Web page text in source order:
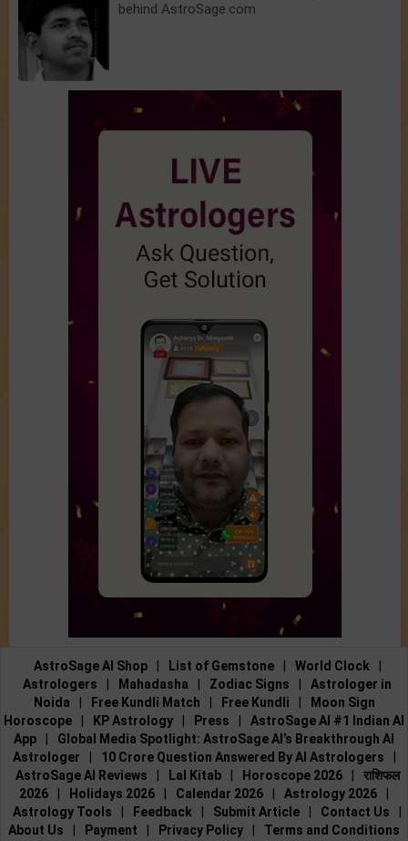
behind AstroSage.com
AstroSage AI Shop List of Gemstone World Clock
Astrologers
Mahadasha Zodiac Signs
Astrologer in
Noida
Free Kundli Match Free Kundli
Moon Sign
Horoscope
KP Astrology Press
AstroSage AI #1 Indian AI
App
Global Media Spotlight: AstroSage AI’s Breakthrough AI
Astrologer
10 Crore Question Answered By AI Astrologers
AstroSage AI Reviews
Lal Kitab Horoscope 2026
राशिफल
2026
Holidays 2026 Calendar 2026 Astrology 2026
Astrology Tools
Feedback Submit Article Contact Us
About Us
Payment Privacy Policy Terms and Conditions